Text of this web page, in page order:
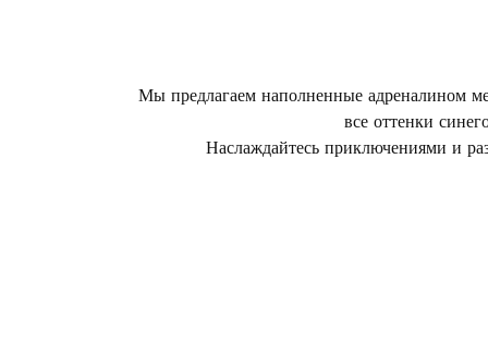
Мы предлагаем наполненные адреналином
все оттенки
Наслаждайтесь приключениями и